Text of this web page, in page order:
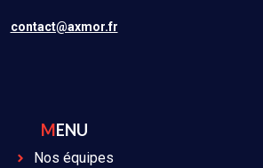
contact@axmor.fr
MENU
Nos équipes